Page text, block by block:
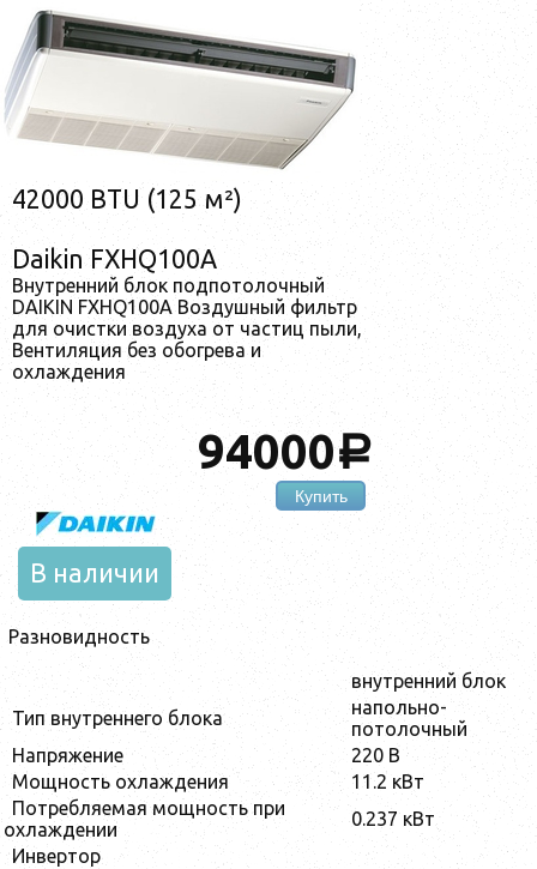
42000 BTU (125 м²)
Daikin FXHQ100A
Внутренний блок подпотолочный
DAIKIN FXHQ100A Воздушный фильтр
для очистки воздуха от частиц пыли,
Вентиляция без обогрева и
охлаждения
94000a
Купить
В наличии
Разновидность
внутренний блок
Тип внутреннего блока
напольно-
потолочный
Напряжение
220 В
Мощность охлаждения
11.2 кВт
Потребляемая мощность при
охлаждении
0.237 кВт
Инвертор